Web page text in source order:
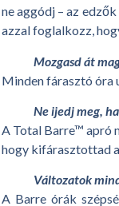
ne aggódj – az
azzal foglalkozz,
Mozgasd át
Minden fárasztó óra
Ne ijedj meg,
A Total Barre™ apró
hogy kifárasztottad
Változatok
A Barre órák